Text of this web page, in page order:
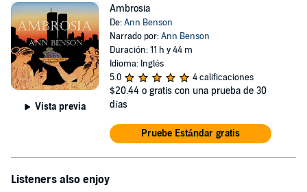
Vista previa
Ambrosia
De:Ann Benson
Narrado por:Ann Benson
Duración: 11 h y 44 m
Idioma: Inglés
5.0
4 calificaciones
$20.44 o gratis con una prueba de 30
días
Pruebe Estándar gratis
Listeners also enjoy